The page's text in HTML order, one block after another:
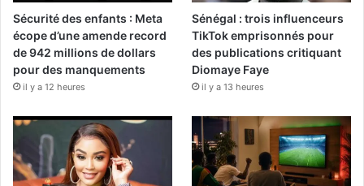
Sécurité des enfants : Meta
écope d’une amende record
de 942 millions de dollars
pour des manquements
il y a 12 heures
Sénégal : trois influenceurs
TikTok emprisonnés pour
des publications critiquant
Diomaye Faye
il y a 13 heures